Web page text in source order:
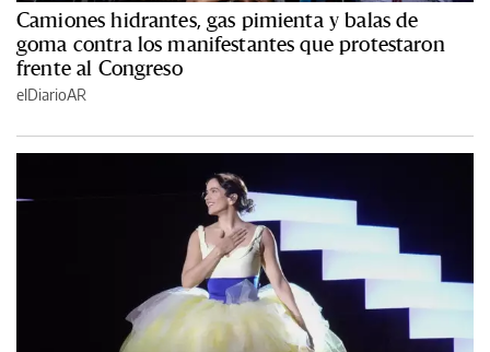
Camiones hidrantes, gas pimienta y balas de
goma contra los manifestantes que protestaron
frente al Congreso
elDiarioAR